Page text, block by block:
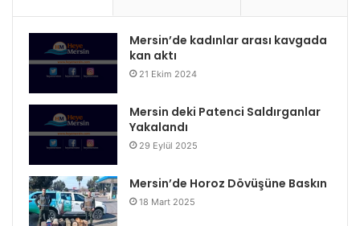
Mersin’de kadınlar arası kavgada
kan aktı
21 Ekim 2024
Mersin deki Patenci Saldırganlar
Yakalandı
29 Eylül 2025
Mersin’de Horoz Dövüşüne Baskın
18 Mart 2025